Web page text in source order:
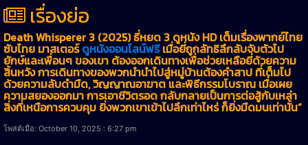
เรื่องย่อ
Death Whisperer 3 (2025) ธี่หยด 3 ดูหนัง HD เต็มเรื่องพากย์ไทย
ซับไทย มาสเตอร์ดูหนังออนไลน์ฟรีเมื่อยี่ถูกลัทธิลึกลับจับตัวไป
ยักษ์และเพื่อนๆ ของเขา ต้องออกเดินทางเพื่อช่วยเหลือยี่ด้วยความ
สิ้นหวัง การเดินทางของพวกนำนำไปสู่หมู่บ้านต้องคำสาป ที่เต็มไป
ด้วยความลับดำมืด, วิญญาณอาฆาต และพิธีกรรมโบราณ เมื่อเผย
ความสยองออกมา การเอาชีวิตรอด กลับกลายเป็นการต่อสู้กับเหล่า
สิ่งที่เหนือการควบคุม ยิ่งพวกเขาเข้าไปลึกเท่าไหร่ ก็ยิ่งมืดมนเท่านั้น”
โพสต์เมื่อ: October 10, 2025 : 6:27 pm